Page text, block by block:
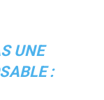
UNE
: